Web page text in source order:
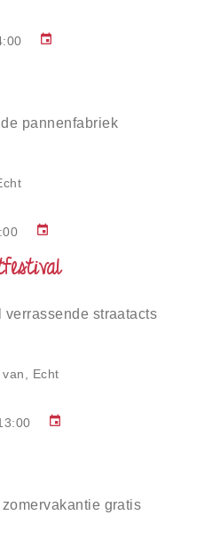
event
pannenfabriek
event
straatacts
Echt
event
gratis